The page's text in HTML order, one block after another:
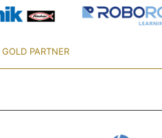
GOLD PARTNER